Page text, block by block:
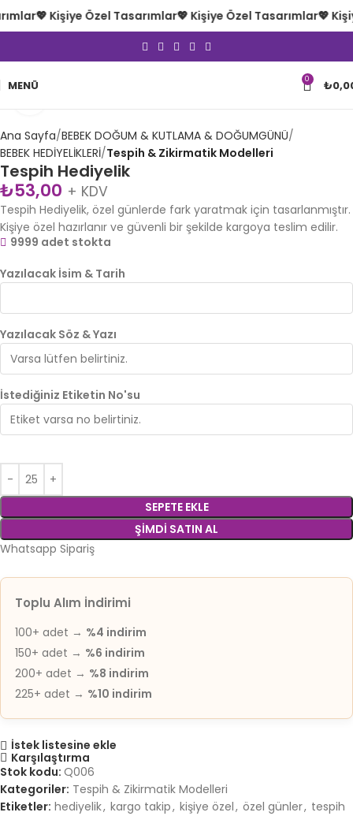
MENÜ 0 ₺
Ana Sayfa BEBEK DOĞUM & KUTLAMA & DOĞUMGÜNÜ
BEBEK HEDİYELİKLERİ Tespih & Zikirmatik Modelleri
Tespih Hediyelik
₺53,00 + KDV
Tespih Hediyelik, özel günlerde fark yaratmak için tasarlanmıştır.
Kişiye özel hazırlanır ve güvenli bir şekilde kargoya teslim edilir.
9999 adet stokta
Yazılacak İsim & Tarih
Yazılacak Söz & Yazı
İstediğiniz Etiketin No'su
SEPETE EKLE
ŞIMDI SATIN AL
Whatsapp Sipariş
Toplu Alım İndirimi
100+ adet → %4 indirim
150+ adet → %6 indirim
200+ adet → %8 indirim
225+ adet → %10 indirim
İstek listesine ekle
Karşılaştırma
Stok kodu: Q006
Kategoriler: Tespih & Zikirmatik Modelleri
Etiketler: hediyelik, kargo takip, kişiye özel, özel günler, tespih
💖 Kişiye Özel Tasarımlar💖 Kişiye Özel Tasarımlar💖